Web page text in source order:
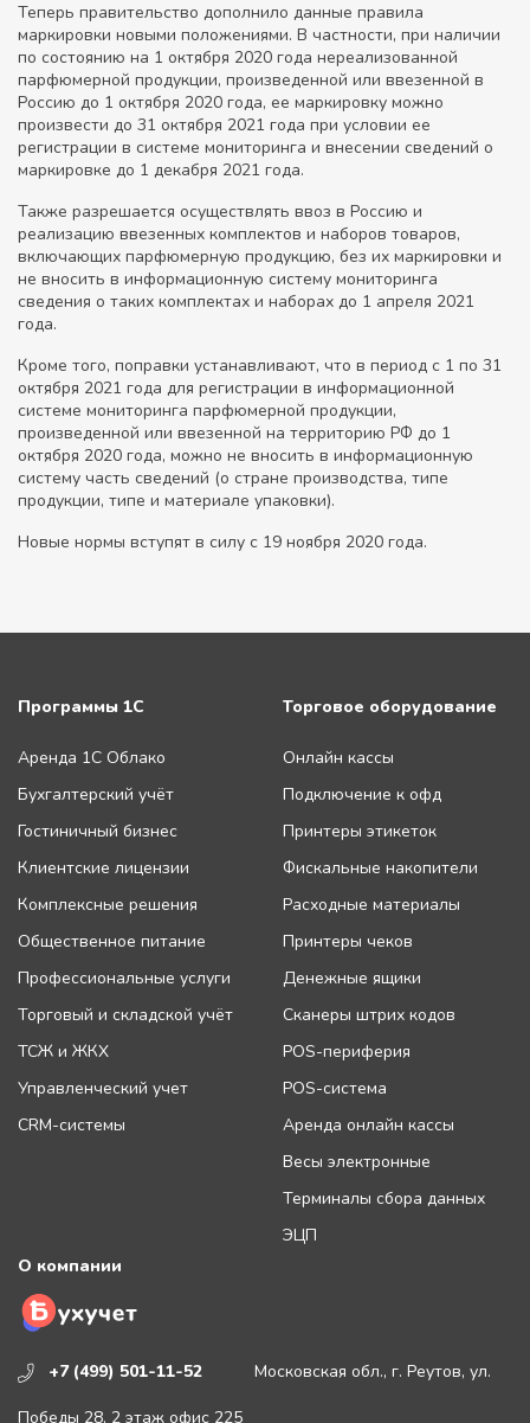
Теперь правительство дополнило данные правила
маркировки новыми положениями. В частности, при наличии
по состоянию на 1 октября 2020 года нереализованной
парфюмерной продукции, произведенной или ввезенной в
Россию до 1 октября 2020 года, ее маркировку можно
произвести до 31 октября 2021 года при условии ее
регистрации в системе мониторинга и внесении сведений о
маркировке до 1 декабря 2021 года.
Также разрешается осуществлять ввоз в Россию и
реализацию ввезенных комплектов и наборов товаров,
включающих парфюмерную продукцию, без их маркировки и
не вносить в информационную систему мониторинга
сведения о таких комплектах и наборах до 1 апреля 2021
года.
Кроме того, поправки устанавливают, что в период с 1 по 31
октября 2021 года для регистрации в информационной
системе мониторинга парфюмерной продукции,
произведенной или ввезенной на территорию РФ до 1
октября 2020 года, можно не вносить в информационную
систему часть сведений (о стране производства, типе
продукции, типе и материале упаковки).
Новые нормы вступят в силу с 19 ноября 2020 года.
+7 (499) 501-11-52 Московская обл., г. Реутов, ул.
Победы 28, 2 этаж офис 225
Программы 1С
Аренда 1С Облако
Бухгалтерский учёт
Гостиничный бизнес
Клиентские лицензии
Комплексные решения
Общественное питание
Профессиональные услуги
Торговый и складской учёт
ТСЖ и ЖКХ
Управленческий учет
CRM-системы
Торговое оборудование
Онлайн кассы
Подключение к офд
Принтеры этикеток
Фискальные накопители
Расходные материалы
Принтеры чеков
Денежные ящики
Сканеры штрих кодов
POS-периферия
POS-система
Аренда онлайн кассы
Весы электронные
Терминалы сбора данных
ЭЦП
О компании